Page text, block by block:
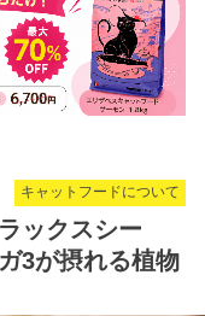
キャットフードについて
ックスシー
3が摂れる植物